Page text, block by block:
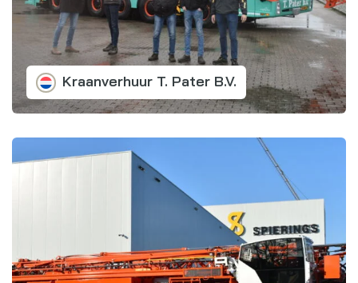
Kraanverhuur T. Pater B.V.